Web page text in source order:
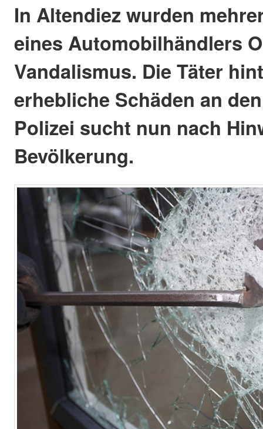
In Altendiez wurden
eines Automobilhändlers
Vandalismus. Die Täter
erhebliche Schäden an
Polizei sucht nun nach
Bevölkerung.